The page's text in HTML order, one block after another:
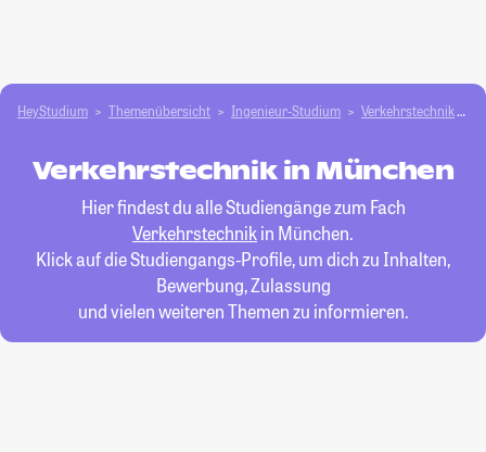
HeyStudium Themenübersicht Ingenieur-Studium Verkehrstechnik
Verkehrstechnik in München
Hier findest du alle Studiengänge zum Fach
Verkehrstechnikin München.
Klick auf die Studiengangs-Profile, um dich zu Inhalten,
Bewerbung, Zulassung
und vielen weiteren Themen zu informieren.